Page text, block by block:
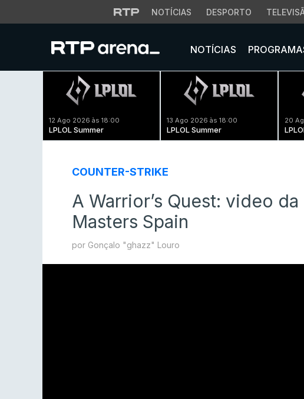
NOTÍCIAS DESPORTO
NOTÍCIAS
12 Ago 2026 às 18:00
LPLOL Summer
13 Ago 2026 às 18:00
LPLOL Summer
20
COUNTER-STRIKE
A Warrior’s Quest: video
Masters Spain
por Gonçalo "ghazz" Louro